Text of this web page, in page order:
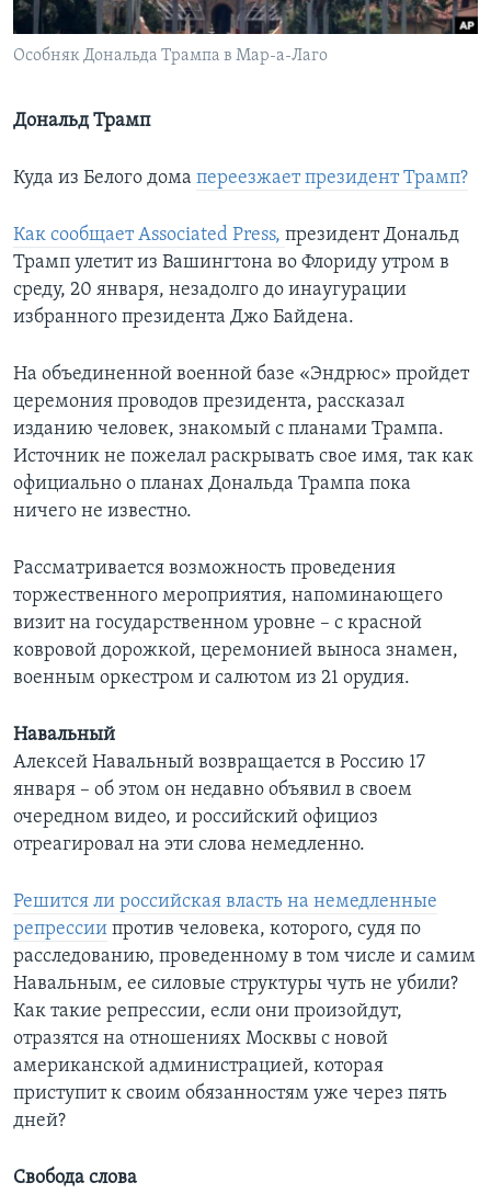
Learning English
Особняк Дональда Трампа в Мар-а-Лаго
Дональд Трамп
Куда из Белого дома переезжает президент Трамп?
Как сообщает Associated Press, президент Дональд
Трамп улетит из Вашингтона во Флориду утром в
среду, 20 января, незадолго до инаугурации
избранного президента Джо Байдена.
На объединенной военной базе «Эндрюс» пройдет
церемония проводов президента, рассказал
изданию человек, знакомый с планами Трампа.
Источник не пожелал раскрывать свое имя, так как
официально о планах Дональда Трампа пока
ничего не известно.
Рассматривается возможность проведения
торжественного мероприятия, напоминающего
визит на государственном уровне – с красной
ковровой дорожкой, церемонией выноса знамен,
военным оркестром и салютом из 21 орудия.
Навальный
Алексей Навальный возвращается в Россию 17
января – об этом он недавно объявил в своем
очередном видео, и российский официоз
отреагировал на эти слова немедленно.
Решится ли российская власть на немедленные
репрессии против человека, которого, судя по
расследованию, проведенному в том числе и самим
Навальным, ее силовые структуры чуть не убили?
Как такие репрессии, если они произойдут,
отразятся на отношениях Москвы с новой
американской администрацией, которая
приступит к своим обязанностям уже через пять
дней?
Свобода слова